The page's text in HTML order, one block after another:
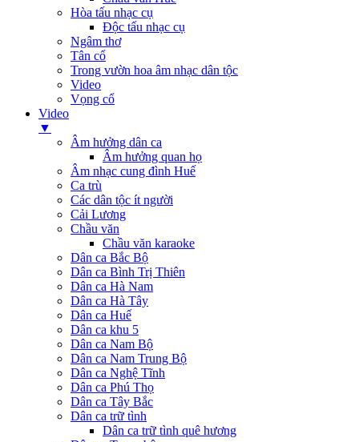
Hòa tấu nhạc cụ
Độc tấu nhạc cụ
Ngâm thơ
Tân cổ
Trong vườn hoa âm nhạc dân tộc
Video
Vọng cổ
Video
▼
Âm hưởng dân ca
Âm hưởng quan họ
Âm nhạc cung đình Huế
Ca trù
Các dân tộc ít người
Cải Lương
Chầu văn
Chầu văn karaoke
Dân ca Bắc Bộ
Dân ca Bình Trị Thiên
Dân ca Hà Nam
Dân ca Hà Tây
Dân ca Huế
Dân ca khu 5
Dân ca Nam Bộ
Dân ca Nam Trung Bộ
Dân ca Nghệ Tĩnh
Dân ca Phú Thọ
Dân ca Tây Bắc
Dân ca trữ tình
Dân ca trữ tình quê hương